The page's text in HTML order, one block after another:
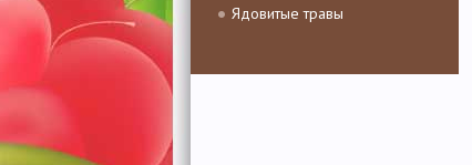
Ядовитые травы